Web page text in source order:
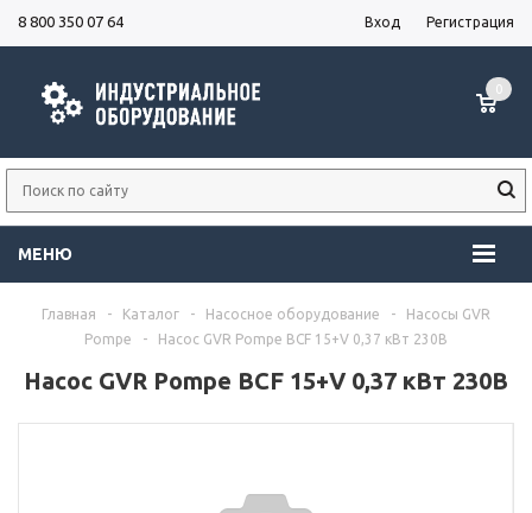
8 800 350 07 64 Вход Регистрация
МЕНЮ
0
Главная - Каталог - Насосное оборудование -
Насосы GVR
Pompe
- Насос GVR Pompe BCF 15+V 0,37 кВт 230В
Насос GVR Pompe BCF 15+V 0,37 кВт 230В